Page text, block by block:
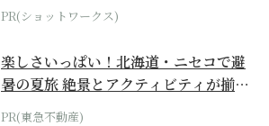
PR(ショットワークス)
楽しさいっぱい！北海道・ニセコで避
暑の夏旅 絶景とアクティビティが揃う
「ニセコ東...
PR(東急不動産)